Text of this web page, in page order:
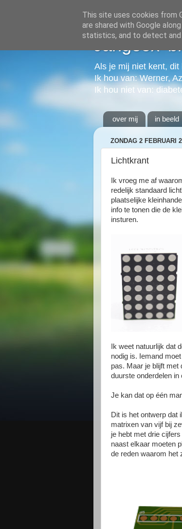
Jangeox'
Als je mij niet kent,
Ik hou van: Werner,
Ik hou niet van:
over mij in beeld
ZONDAG 2 FEBRUARI
Lichtkrant
Ik vroeg me af
redelijk standaard
plaatselijke
info te tonen die de
insturen.
Ik weet natuurlijk dat
nodig is. Iemand
pas. Maar je blijft met
duurste onderdelen
Je kan dat op één
Dit is het ontwerp dat
matrixen van vijf bij
je hebt met drie
naast elkaar moeten
de reden waarom het
This site uses cookies from
are shared with Google
statistics, and to detect and